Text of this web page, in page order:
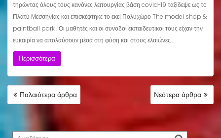
τηρώντας όλους τους κανόνες λειτουργίας βάση covid-19 ταξίδεψε ως το
Πλατύ Μεσσηνίας και επισκέφτηκε το εκεί Πολυχώρο The model shop &
paintball park . Οι μαθητές και οι συνοδοί εκπαιδευτικοί τους είχαν την
ευκαιρία να απολαύσουν μέσα στη φύση και στους ελαιώνες…
Περισσότερα
ΠΛΟΉΓΗΣΗ
ΆΡΘΡΩΝ
Παλαιότερα άρθρα Νεότερα άρθρα